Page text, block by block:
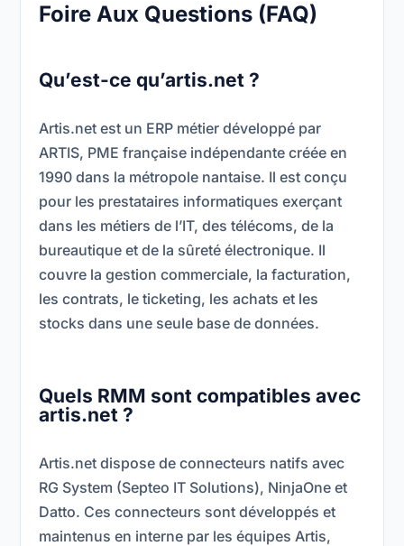
Foire Aux Questions (FAQ)
Qu’est-ce qu’artis.net ?
Artis.net est un ERP métier développé par
ARTIS, PME française indépendante créée en
1990 dans la métropole nantaise. Il est conçu
pour les prestataires informatiques exerçant
dans les métiers de l’IT, des télécoms, de la
bureautique et de la sûreté électronique. Il
couvre la gestion commerciale, la facturation,
les contrats, le ticketing, les achats et les
stocks dans une seule base de données.
Quels RMM sont compatibles avec
artis.net ?
Artis.net dispose de connecteurs natifs avec
RG System (Septeo IT Solutions), NinjaOne et
Datto. Ces connecteurs sont développés et
maintenus en interne par les équipes Artis,